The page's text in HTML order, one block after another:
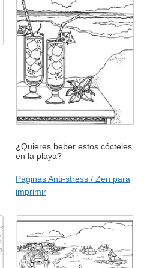
¿Quieres beber estos cócteles
en la playa?
Páginas Anti-stress / Zen para
imprimir